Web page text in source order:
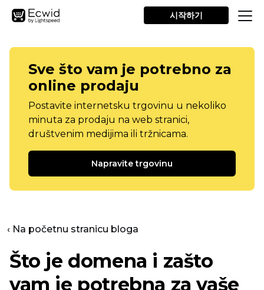
시작하기
Sve što vam je potrebno za
online prodaju
Postavite internetsku trgovinu u nekoliko
minuta za prodaju na web stranici,
društvenim medijima ili tržnicama.
Napravite trgovinu
‹ Na početnu stranicu bloga
Što je domena i zašto
vam je potrebna za vaše